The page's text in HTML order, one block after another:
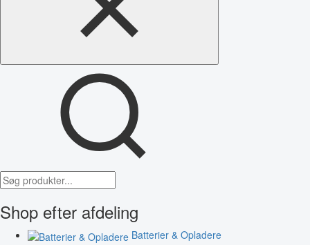
Shop efter afdeling
Batterier & Opladere